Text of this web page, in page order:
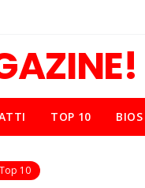
TOP 10 BIOS
Top 10